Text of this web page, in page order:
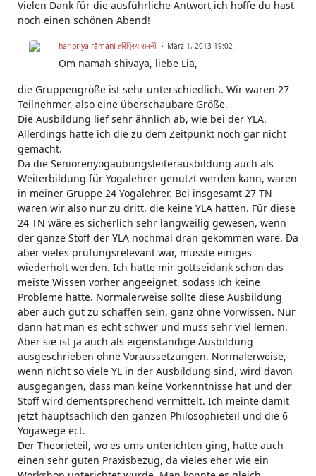
Vielen Dank für die ausführliche Antwort,ich hoffe du hast
noch einen schönen Abend!
haripriya-rāmani हरिप्रिय रामनी März 1, 2013 19:02
Om namah shivaya, liebe Lia,
die Gruppengröße ist sehr unterschiedlich. Wir waren 27
Teilnehmer, also eine überschaubare Größe.
Die Ausbildung lief sehr ähnlich ab, wie bei der YLA.
Allerdings hatte ich die zu dem Zeitpunkt noch gar nicht
gemacht.
Da die Seniorenyogaübungsleiterausbildung auch als
Weiterbildung für Yogalehrer genutzt werden kann, waren
in meiner Gruppe 24 Yogalehrer. Bei insgesamt 27 TN
waren wir also nur zu dritt, die keine YLA hatten. Für diese
24 TN wäre es sicherlich sehr langweilig gewesen, wenn
der ganze Stoff der YLA nochmal dran gekommen wäre. Da
aber vieles prüfungsrelevant war, musste einiges
wiederholt werden. Ich hatte mir gottseidank schon das
meiste Wissen vorher angeeignet, sodass ich keine
Probleme hatte. Normalerweise sollte diese Ausbildung
aber auch gut zu schaffen sein, ganz ohne Vorwissen. Nur
dann hat man es echt schwer und muss sehr viel lernen.
Aber sie ist ja auch als eigenständige Ausbildung
ausgeschrieben ohne Voraussetzungen. Normalerweise,
wenn nicht so viele YL in der Ausbildung sind, wird davon
ausgegangen, dass man keine Vorkenntnisse hat und der
Stoff wird dementsprechend vermittelt. Ich meinte damit
jetzt hauptsächlich den ganzen Philosophieteil und die 6
Yogawege ect.
Der Theorieteil, wo es ums unterichten ging, hatte auch
einen sehr guten Praxisbezug, da vieles eher wie ein